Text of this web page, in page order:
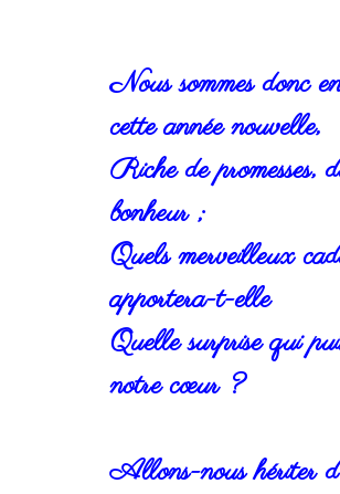
Nous sommes donc
cette année nouvelle,
Riche de promesses,
bonheur ;
Quels merveilleux
apportera-t-elle
Quelle surprise qui
notre cœur ?
Allons-nous hériter